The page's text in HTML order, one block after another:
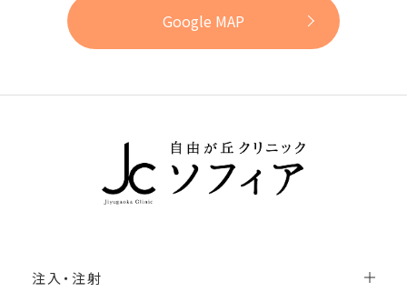
Google MAP
注入・注射